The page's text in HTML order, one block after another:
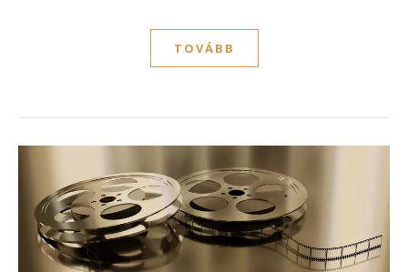
TOVÁBB